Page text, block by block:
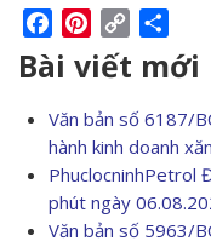
FacebookPinterest
Copy
Bài viết mới
Văn bản số 6187/
hành kinh doanh
PhuclocninhPetrol
phút ngày
Văn bản số 5963/